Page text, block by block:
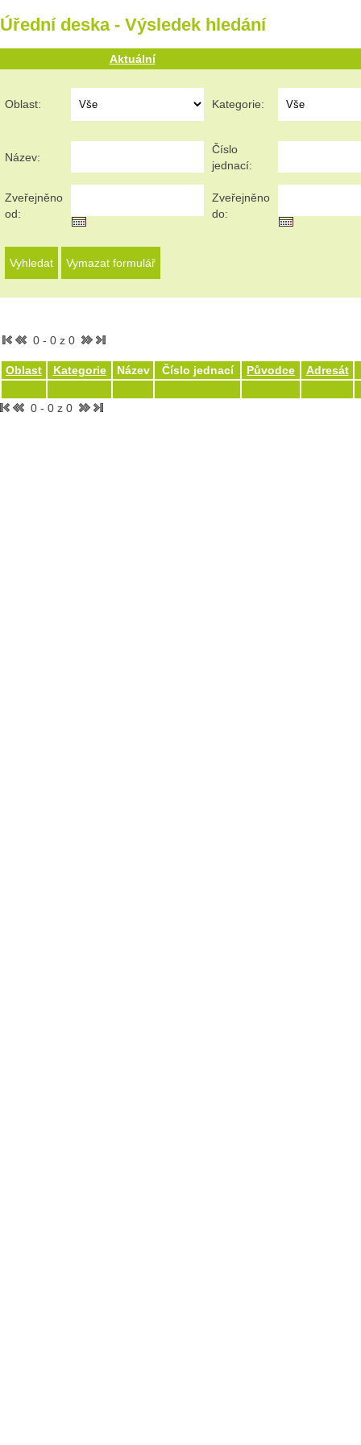
Úřední deska - Výsledek hledání
Aktuální
Oblast: Kategorie:
Název:
Číslo
jednací:
Zveřejněno
od:
Zveřejněno
do:
0 - 0 z 0
Oblast Kategorie Název Číslo jednací Původce Adresát
0 - 0 z 0